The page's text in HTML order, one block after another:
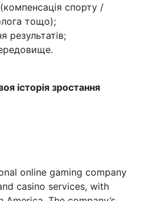
спорту /
тощо);
результатів;
історія зростання
online gaming company
casino services, with